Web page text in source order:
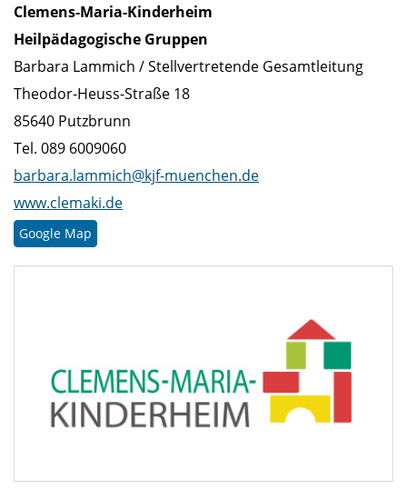
Clemens-Maria-Kinderheim
Heilpädagogische Gruppen
Barbara Lammich / Stellvertretende Gesamtleitung
Theodor-Heuss-Straße 18
85640 Putzbrunn
Tel. 089 6009060
barbara.lammich@kjf-muenchen.de
www.clemaki.de
Google Map